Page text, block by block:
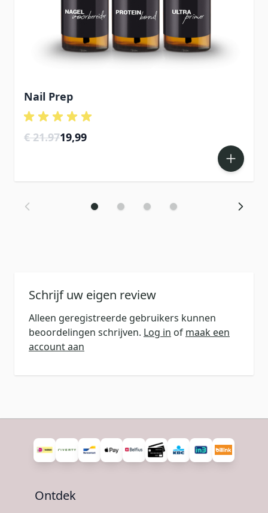
Nail Prep
€ 21.97Special Price
19,99
Schrijf uw eigen review
Alleen geregistreerde gebruikers kunnen
beoordelingen schrijven. Log in of maak een
account aan
Ontdek